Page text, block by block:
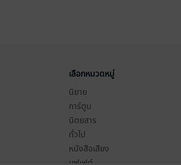
เลือกหมวดหมู่
นิยาย
การ์ตูน
นิตยสาร
ทั่วไป
หนังสือเสียง